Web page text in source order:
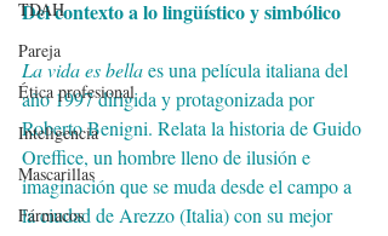
TDAH
Pareja
Ética profesional
Inteligencia
Mascarillas
Fármacos
Del contexto a lo lingüístico y simbólico
La vida es bella es una película italiana del
año 1997 dirigida y protagonizada por
Roberto Benigni. Relata la historia de Guido
Oreffice, un hombre lleno de ilusión e
imaginación que se muda desde el campo a
la ciudad de Arezzo (Italia) con su mejor